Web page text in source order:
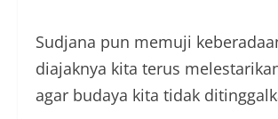
Sudjana pun memuji
diajaknya kita terus
agar budaya kita tidak